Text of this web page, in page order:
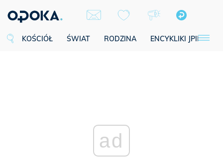
KOŚCIÓŁ ŚWIAT RODZINA ENCYKLIKI JPII
ad